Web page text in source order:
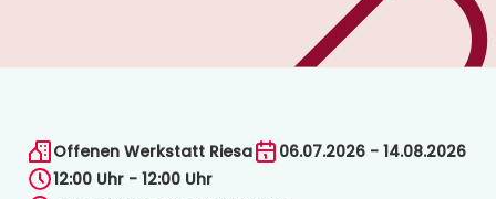
Offenen Werkstatt Riesa
06.07.2026 - 14.08.2026
12:00 Uhr - 12:00 Uhr